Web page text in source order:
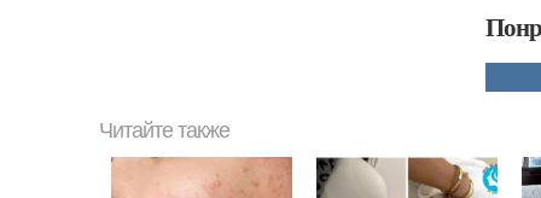
Читайте также